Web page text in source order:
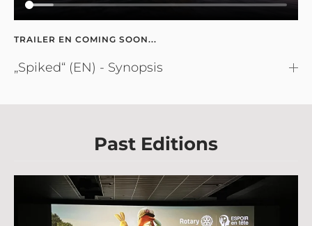
TRAILER EN COMING SOON...
„Spiked“ (EN) - Synopsis
Past Editions